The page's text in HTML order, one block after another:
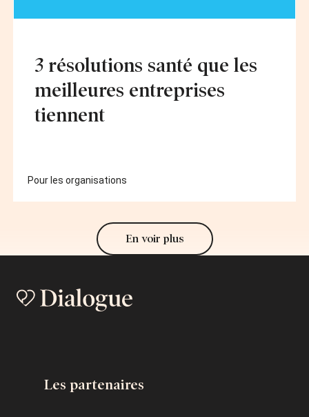
3 résolutions santé que les
meilleures entreprises
tiennent
Pour les organisations
En voir plus
Les partenaires